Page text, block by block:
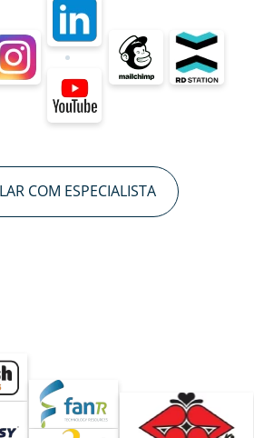
COM ESPECIALISTA